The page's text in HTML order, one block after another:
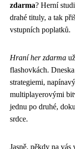
zdarma? Herní
drahé tituly, a tak
vstupních poplatků.
Hraní her zdarma
flashovkách.
strategiemi,
multiplayerovými
jednu po druhé,
srdce.
Jasně, někdy na